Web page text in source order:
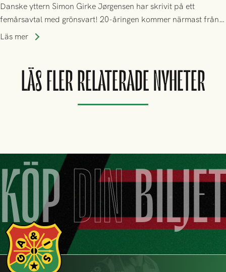
Danske yttern Simon Girke Jørgensen har skrivit på ett
femårsavtal med grönsvart! 20-åringen kommer närmast från
spel i färöiska Skála IF.
Läs mer
LÄS FLER RELATERADE NYHETER
KÖPDIN